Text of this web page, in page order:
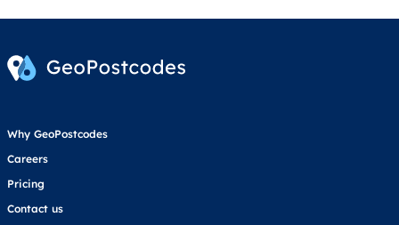
Why GeoPostcodes
Careers
Pricing
Contact us